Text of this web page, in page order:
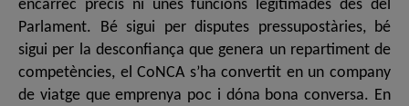
encàrrec precís ni unes funcions legitimades des del
Parlament. Bé sigui per disputes pressupostàries, bé
sigui per la desconfiança que genera un repartiment de
competències, el CoNCA s’ha convertit en un company
de viatge que emprenya poc i dóna bona conversa. En